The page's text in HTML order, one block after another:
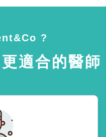
?
適合的醫師